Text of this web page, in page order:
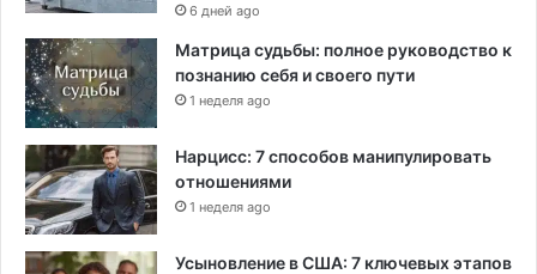
6 дней ago
Матрица судьбы: полное руководство к
познанию себя и своего пути
1 неделя ago
Нарцисс: 7 способов манипулировать
отношениями
1 неделя ago
Усыновление в США: 7 ключевых этапов